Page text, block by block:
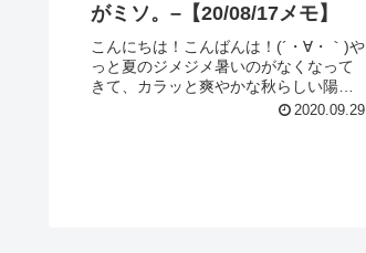
がミソ。–【20/08/17メモ】
こんにちは！こんばんは！(´・∀・｀)や
っと夏のジメジメ暑いのがなくなって
きて、カラッと爽やかな秋らしい陽気
になりましたね！だがしかし、僕は未
2020.09.29